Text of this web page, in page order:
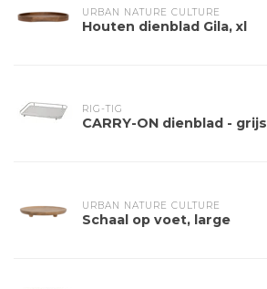
URBAN NATURE CULTURE
Houten dienblad Gila, xl
RIG-TIG
CARRY-ON dienblad - grijs
URBAN NATURE CULTURE
Schaal op voet, large